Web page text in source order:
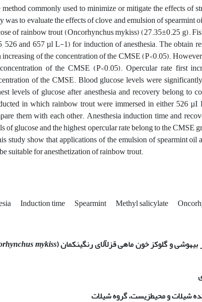
commonly used to minimize or mitigate the effects of
was to evaluate the effects of clove and emulsion of
of rainbow trout (Oncorhynchus mykiss) (27.35±0.25 g).
526 and 657 µl L-1) for induction of anesthesia. The obtain
of the concentration of the CMSE (P<0.05).
of the CMSE (P<0.05). Opercular rate first
of the CMSE. Blood glucose levels were
levels of glucose after anesthesia and recovery belong
in which rainbow trout were immersed in either 526
them with each other. Anesthesia induction time and
of glucose and the highest opercular rate belong to the
study show that applications of the emulsion of spearmint
suitable for anesthetization of rainbow trout.
Induction time Spearmint Methyl salicylate
و گلوکز خون ماهی قزل­آلای رنگین­کمان(
mykiss
شیلات و محیط­زیست، گروه شیلات